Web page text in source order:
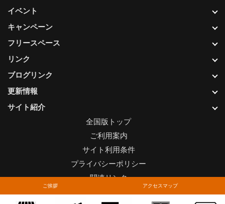
ご挨拶 アクセスマップ
更新情報
サイト紹介
イベント
キャンペーン
フリースペース
リンク
ブログリンク
全国版トップ
ご利用案内
サイト利用条件
プライバシーポリシー
関連リンク